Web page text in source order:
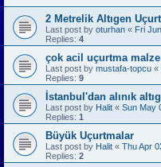
2 Metrelik Altıgen
Last post by oturhan « Fri
Replies: 4
çok acil uçurtma
Last post by mustafa-topcu «
Replies: 9
İstanbul'dan alınık
Last post by Halit « Sun May
Replies: 1
Büyük Uçurtmalar
Last post by Halit « Thu Apr
Replies: 2